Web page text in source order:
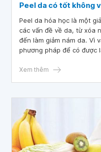
Peel da có tốt không
Peel da hóa học là một
các vấn đề về da, từ xóa
đến làm giảm nám da. Vì
phương pháp để có được
Tuy nhiên, cần trang bị
Xem thêm